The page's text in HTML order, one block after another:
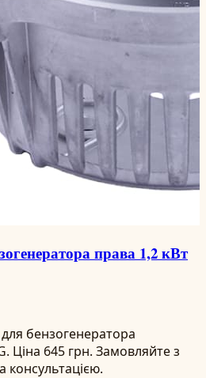
права 1,2 кВт
бензогенератора
Ціна 645 грн. Замовляйте з
консультацією.